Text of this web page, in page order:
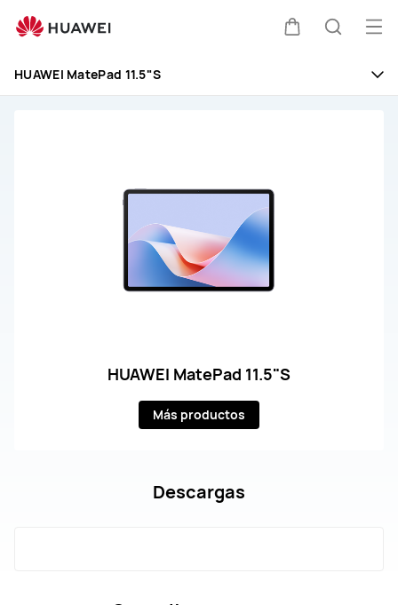
HUAWEI
Tablets
HUAWEI MatePad 11.5"S
HUAWEI MatePad 11.5"S
Más productos
Descargas